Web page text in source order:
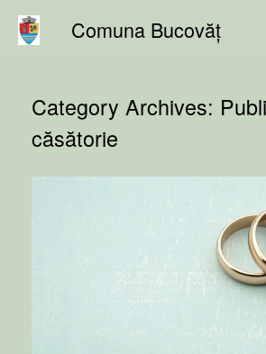
content
Comuna Bucovăț
Category Archives:
căsătorie